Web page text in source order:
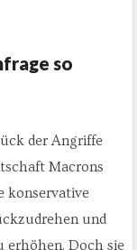
so
der Angriffe
Macrons
konservative
und
erhöhen. Doch sie